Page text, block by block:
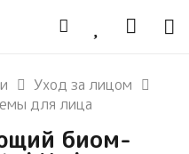
Уход за лицом
для лица
биом-